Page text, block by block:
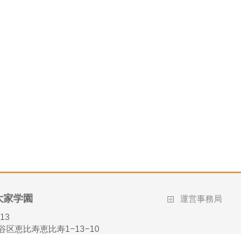
家学園
区恵比寿恵比寿1−13−10
運営事務局